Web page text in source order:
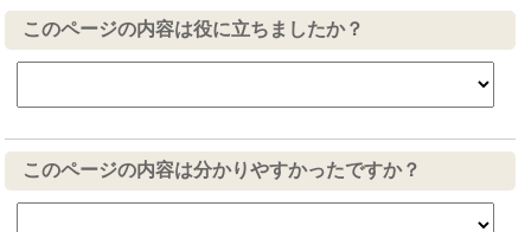
このページの内容は役に立ちましたか？
このページの内容は分かりやすかったですか？